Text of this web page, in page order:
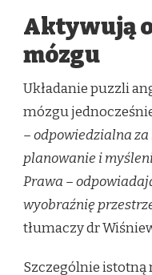
Aktywują
mózgu
Układanie puzzli
mózgu
– odpowiedzialna
planowanie i
Prawa –
wyobraźnię
tłumaczy dr
Szczególnie istotną